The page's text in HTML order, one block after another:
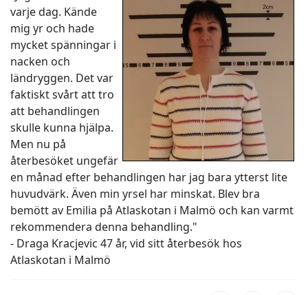
varje dag. Kände
mig yr och hade
mycket spänningar i
nacken och
ländryggen. Det var
faktiskt svårt att tro
att behandlingen
skulle kunna hjälpa.
Men nu på
återbesöket ungefär
en månad efter behandlingen har jag bara ytterst lite
huvudvärk. Även min yrsel har minskat. Blev bra
bemött av Emilia på Atlaskotan i Malmö och kan varmt
rekommendera denna behandling."
- Draga Kracjevic 47 år, vid sitt återbesök hos
Atlaskotan i Malmö